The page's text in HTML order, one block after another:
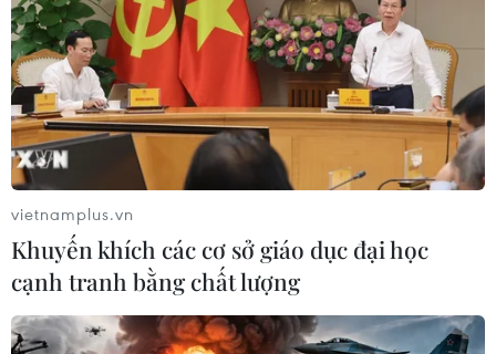
dân tái sản xuất sau lũ lụt
21/10/2020 11:18
Tại cuộc họp, đại diện các sở, ngành, địa phương tỉnh
Quảng Trị đã đề xuất một số kiến nghị, mong muốn mà
địa phương đang gặp khó khăn trong công tác phòng
chống lũ lụt...
vietnamplus.vn
Khuyến khích các cơ sở giáo dục đại học
cạnh tranh bằng chất lượng